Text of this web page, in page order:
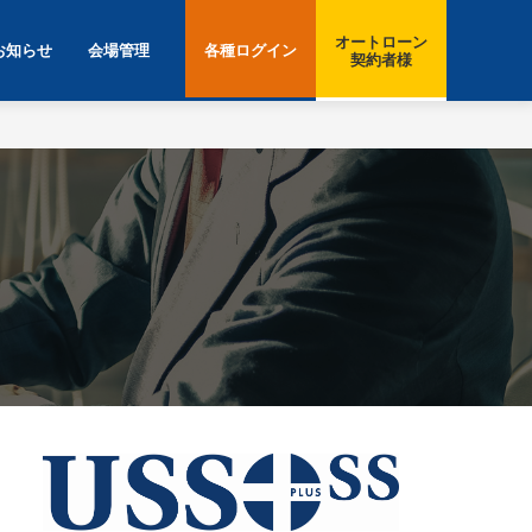
知らせ 会場管理 各種ログイン
オートローン
契約者様